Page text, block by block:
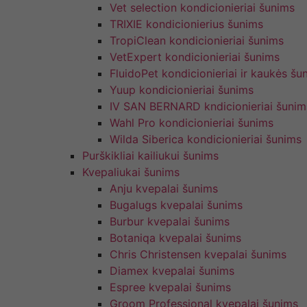
Vet selection kondicionieriai šunims
TRIXIE kondicionierius šunims
TropiClean kondicionieriai šunims
VetExpert kondicionieriai šunims
FluidoPet kondicionieriai ir kaukės
Yuup kondicionieriai šunims
IV SAN BERNARD kndicionieriai
Wahl Pro kondicionieriai šunims
Wilda Siberica kondicionieriai šunims
Purškikliai kailiukui šunims
Kvepaliukai šunims
Anju kvepalai šunims
Bugalugs kvepalai šunims
Burbur kvepalai šunims
Botaniqa kvepalai šunims
Chris Christensen kvepalai šunims
Diamex kvepalai šunims
Espree kvepalai šunims
Groom Professional kvepalai šunims